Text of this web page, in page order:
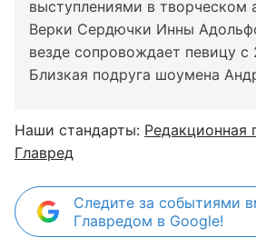
выступлениями в творческом
Верки Сердючки Инны
везде сопровождает певицу с
Близкая подруга шоумена
Наши стандарты: Редакционная
Главред
Следите за событиями
Главредом в Google!